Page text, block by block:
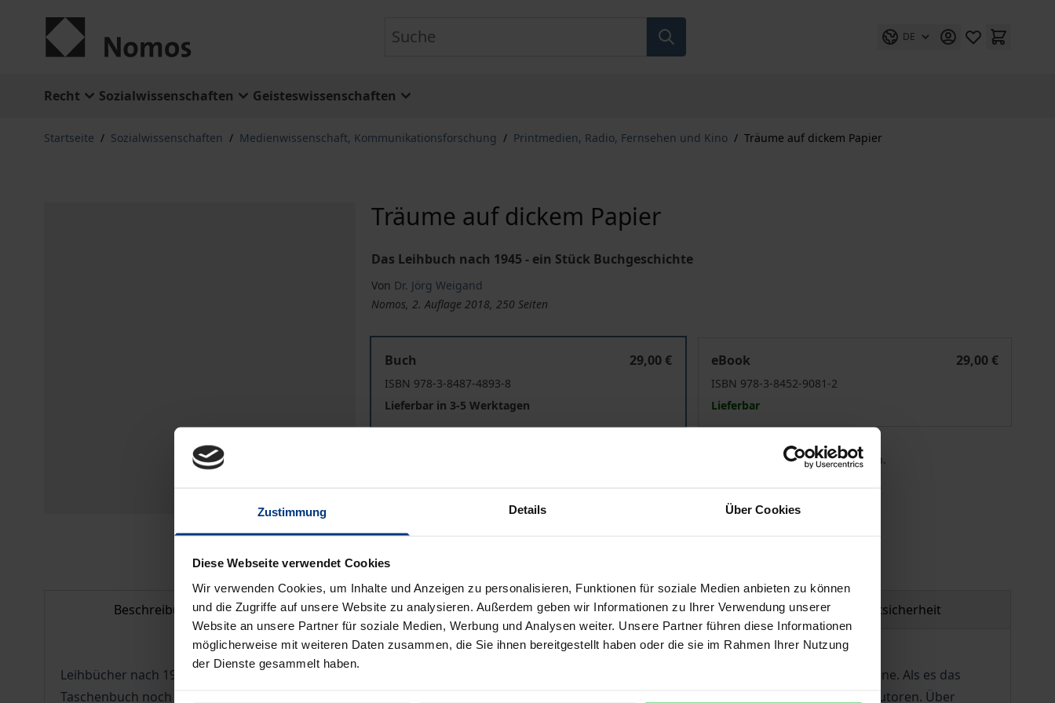
Zustimmung Details Über Cookies
Diese Webseite verwendet Cookies
Wir verwenden Cookies, um Inhalte und Anzeigen zu personalisieren, Funktionen für soziale Medien anbieten zu können
und die Zugriffe auf unsere Website zu analysieren. Außerdem geben wir Informationen zu Ihrer Verwendung unserer
Website an unsere Partner für soziale Medien, Werbung und Analysen weiter. Unsere Partner führen diese Informationen
möglicherweise mit weiteren Daten zusammen, die Sie ihnen bereitgestellt haben oder die sie im Rahmen Ihrer Nutzung
der Dienste gesammelt haben.
DE
Recht Sozialwissenschaften Geisteswissenschaften
Startseite / Sozialwissenschaften / Medienwissenschaft, Kommunikationsforschung / Printmedien, Radio, Fernsehen und Kino / Träume auf dickem Papier
Träume auf dickem Papier
Das Leihbuch nach 1945 - ein Stück Buchgeschichte
Von Dr. Jörg Weigand
Nomos, 2. Auflage 2018, 250 Seiten
Buch
29,00 €
ISBN 978-3-8487-4893-8
Lieferbar in 3-5 Werktagen
eBook
29,00 €
ISBN 978-3-8452-9081-2
Lieferbar
Preisangaben inkl. MwSt. Abhängig von der Lieferadresse kann die MwSt. an der Kasse variieren.
In den Warenkorb
Hinweise zu Versandkosten
Beschreibung Bibliografische Angaben Rezensionen Produktsicherheit
Leihbücher nach 1945 - das waren speziell für gewerbliche Leihbüchereien produzierte, im Sortiment nicht erhältliche Unterhaltungsromane. Als es das
Taschenbuch noch nicht gab, war das Leihbuch neben dem Romanheft die eigentliche Publikationsform vor allem für deutschsprachige Autoren. Über